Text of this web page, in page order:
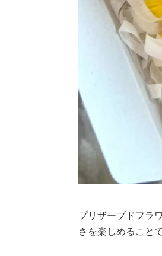
プリザーブドフラ
さを楽しめることで